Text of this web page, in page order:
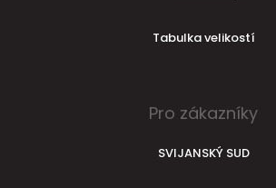
Tabulka velikostí
Pro zákazníky
SVIJANSKÝ SUD